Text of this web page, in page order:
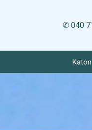
✆ 040